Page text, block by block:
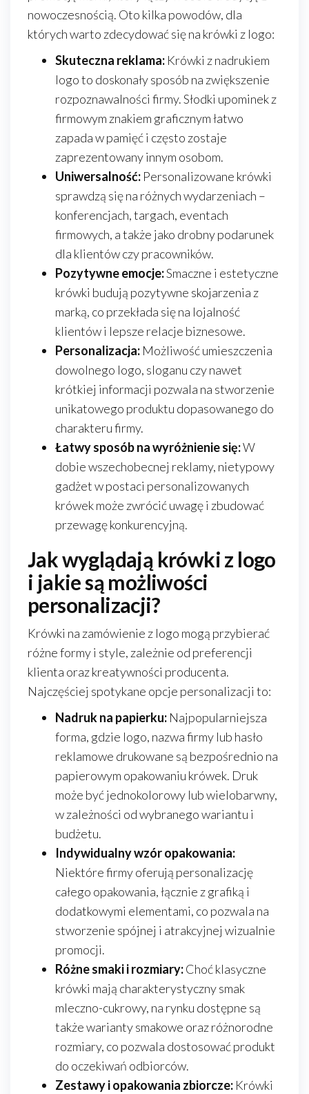
nowoczesnością. Oto kilka powodów, dla
których warto zdecydować się na krówki z logo:
Skuteczna reklama: Krówki z nadrukiem
logo to doskonały sposób na zwiększenie
rozpoznawalności firmy. Słodki upominek z
firmowym znakiem graficznym łatwo
zapada w pamięć i często zostaje
zaprezentowany innym osobom.
Uniwersalność: Personalizowane krówki
sprawdzą się na różnych wydarzeniach –
konferencjach, targach, eventach
firmowych, a także jako drobny podarunek
dla klientów czy pracowników.
Pozytywne emocje:Smaczne i estetyczne
krówki budują pozytywne skojarzenia z
marką, co przekłada się na lojalność
klientów i lepsze relacje biznesowe.
Personalizacja: Możliwość umieszczenia
dowolnego logo, sloganu czy nawet
krótkiej informacji pozwala na stworzenie
unikatowego produktu dopasowanego do
charakteru firmy.
Łatwy sposób na wyróżnienie się:W
dobie wszechobecnej reklamy, nietypowy
gadżet w postaci personalizowanych
krówek może zwrócić uwagę i zbudować
przewagę konkurencyjną.
Jak wyglądają krówki z logo
i jakie są możliwości
personalizacji?
Krówki na zamówienie z logo mogą przybierać
różne formy i style, zależnie od preferencji
klienta oraz kreatywności producenta.
Najczęściej spotykane opcje personalizacji to:
Nadruk na papierku: Najpopularniejsza
forma, gdzie logo, nazwa firmy lub hasło
reklamowe drukowane są bezpośrednio na
papierowym opakowaniu krówek. Druk
może być jednokolorowy lub wielobarwny,
w zależności od wybranego wariantu i
budżetu.
Indywidualny wzór opakowania:
Niektóre firmy oferują personalizację
całego opakowania, łącznie z grafiką i
dodatkowymi elementami, co pozwala na
stworzenie spójnej i atrakcyjnej wizualnie
promocji.
Różne smaki i rozmiary:Choć klasyczne
krówki mają charakterystyczny smak
mleczno-cukrowy, na rynku dostępne są
także warianty smakowe oraz różnorodne
rozmiary, co pozwala dostosować produkt
do oczekiwań odbiorców.
Zestawy i opakowania zbiorcze: Krówki